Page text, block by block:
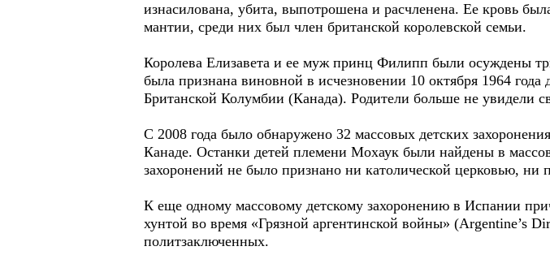
изнасилована, убита, выпотрошена и расчленена. Ее кровь
мантии, среди них был член британской королевской семьи.
Королева Елизавета и ее муж принц Филипп были осуждены
была признана виновной в исчезновении 10 октября 1964 года
Британской Колумбии (Канада). Родители больше не увидели
С 2008 года было обнаружено 32 массовых детских
Канаде. Останки детей племени Мохаук были найдены в
захоронений не было признано ни католической церковью, ни
К еще одному массовому детскому захоронению в Испании
хунтой во время «Грязной аргентинской войны» (Argentine’s
политзаключенных.